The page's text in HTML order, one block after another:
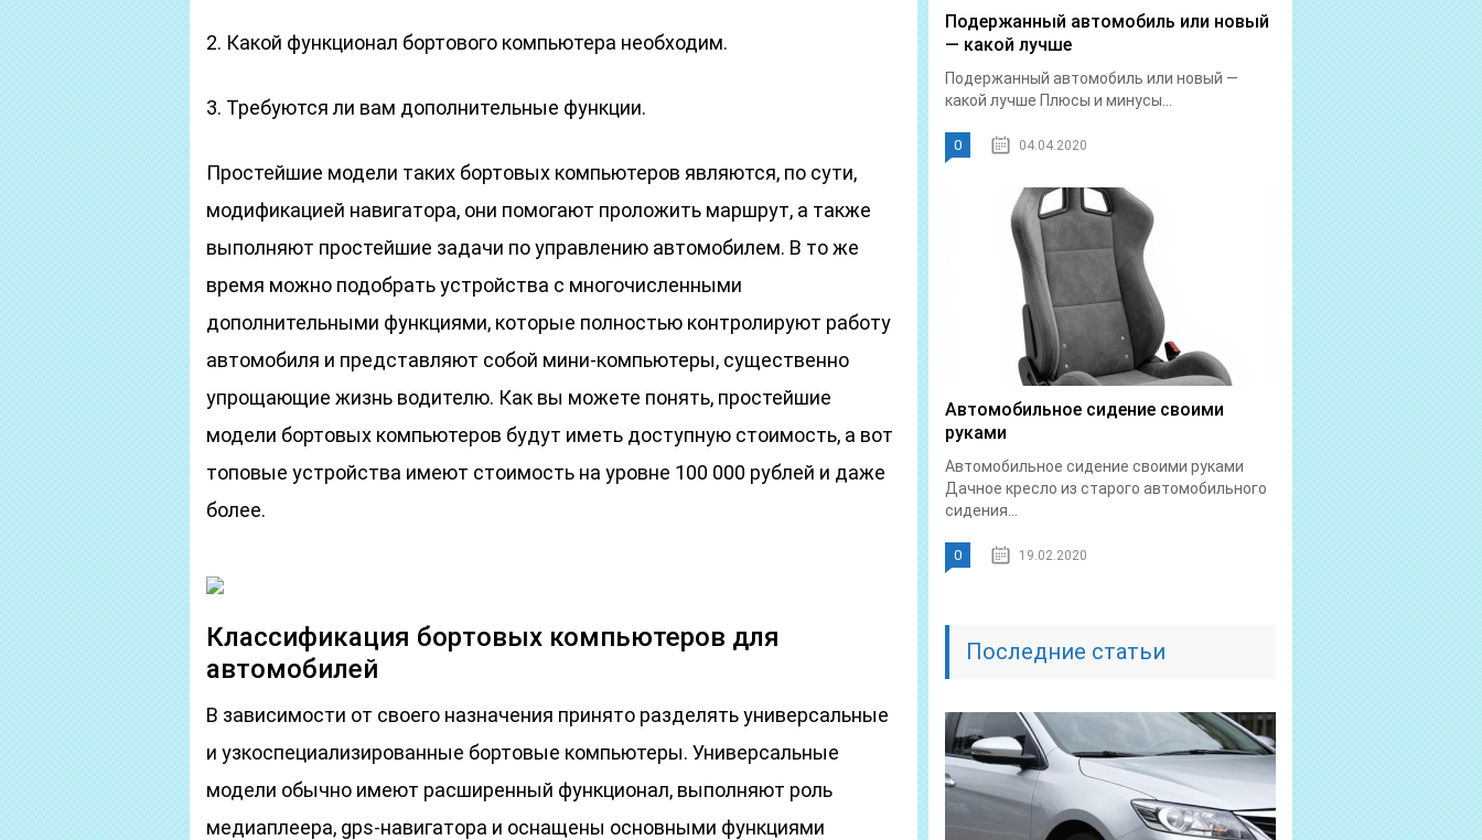
2. Какой функционал бортового компьютера необходим.
3. Требуются ли вам дополнительные функции.
Простейшие модели таких бортовых компьютеров являются, по сути,
модификацией навигатора, они помогают проложить маршрут, а также
выполняют простейшие задачи по управлению автомобилем. В то же
время можно подобрать устройства с многочисленными
дополнительными функциями, которые полностью контролируют работу
автомобиля и представляют собой мини-компьютеры, существенно
упрощающие жизнь водителю. Как вы можете понять, простейшие
модели бортовых компьютеров будут иметь доступную стоимость, а вот
топовые устройства имеют стоимость на уровне 100 000 рублей и даже
более.
Классификация бортовых компьютеров для
автомобилей
В зависимости от своего назначения принято разделять универсальные
и узкоспециализированные бортовые компьютеры. Универсальные
модели обычно имеют расширенный функционал, выполняют роль
медиаплеера, gps-навигатора и оснащены основными функциями
Подержанный автомобиль или новый
— какой лучше
Подержанный автомобиль или новый —
какой лучше Плюсы и минусы...
0 04.04.2020
Автомобильное сидение своими
руками
Автомобильное сидение своими руками
Дачное кресло из старого автомобильного
сидения...
0 19.02.2020
Последние статьи